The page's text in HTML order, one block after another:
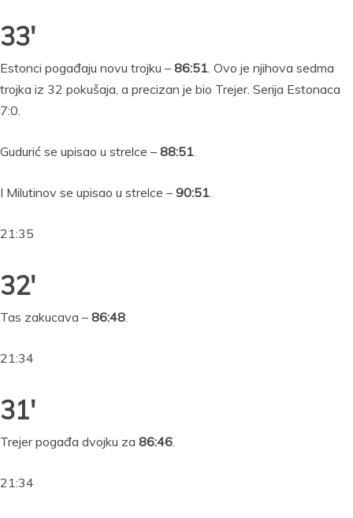
33′
Estonci pogađaju novu trojku – 86:51. Ovo je njihova sedma
trojka iz 32 pokušaja, a precizan je bio Trejer. Serija Estonaca
7:0.
Gudurić se upisao u strelce – 88:51.
I Milutinov se upisao u strelce – 90:51.
21:35
32′
Tas zakucava – 86:48.
21:34
31′
Trejer pogađa dvojku za 86:46.
21:34